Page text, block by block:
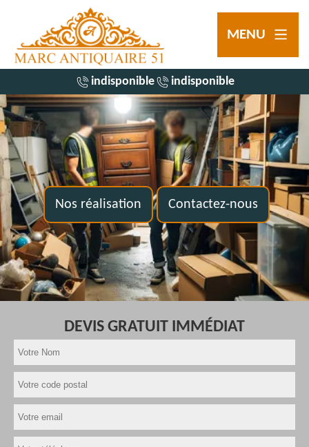
MENU
indisponible indisponible
Nos réalisation Contactez-nous
DEVIS GRATUIT IMMÉDIAT